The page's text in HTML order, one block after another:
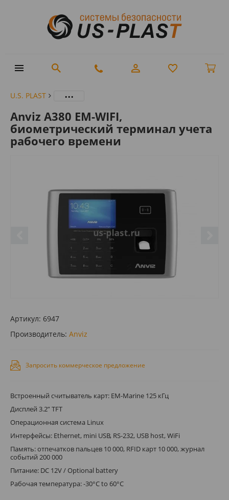
U.S. PLAST ...
Anviz A380 EM-WIFI,
биометрический терминал учета
рабочего времени
Артикул: 6947
Производитель: Anviz
Запросить коммерческое предложение
Встроенный считыватель карт: EM-Marine 125 кГц
Дисплей 3.2” TFT
Операционная система Linux
Интерфейсы: Ethernet, mini USB, RS-232, USB host, WiFi
Память: отпечатков пальцев 10 000, RFID карт 10 000, журнал
событий 200 000
Питание: DC 12V / Optional battery
Рабочая температура: -30°C to 60°C